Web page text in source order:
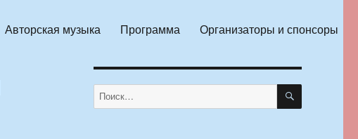
Авторская музыка Программа Организаторы и спонсоры
Искать: ПОИСК